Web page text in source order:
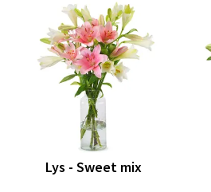
Lys - Sweet mix